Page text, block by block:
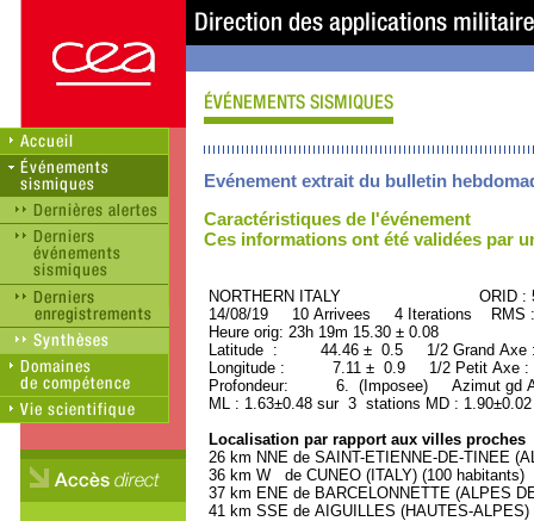
Evénement extrait du bulletin
Caractéristiques de l'événement
Ces informations ont été validées par
NORTHERN ITALY ORID :
14/08/19 10 Arrivees 4 Iterations RMS
Heure orig: 23h 19m 15.30 ± 0.08
Latitude : 44.46 ± 0.5 1/2 Grand
Longitude : 7.11 ± 0.9 1/2 Petit Axe
Profondeur: 6. (Imposee) Azimut gd
ML : 1.63±0.48 sur 3 stations MD :
Localisation par rapport aux villes proches
26 km NNE de SAINT-ETIENNE-DE-TINEE
36 km W de CUNEO (ITALY) (100 habitants)
37 km ENE de BARCELONNETTE (ALPES
41 km SSE de AIGUILLES (HAUTES-ALPES)